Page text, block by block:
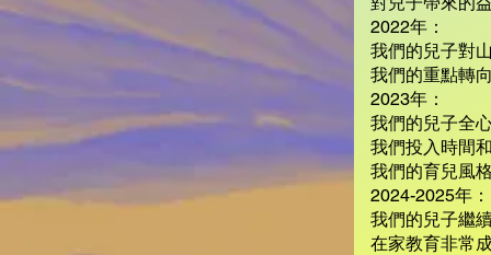
2022年：
我們的兒子對
我們的重點轉
2023年：
我們的兒子全
我們投入時間
我們的育兒風
2024-2025年：
我們的兒子繼
在家教育非常